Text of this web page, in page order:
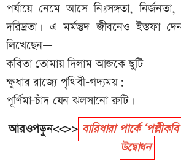
পর্যায়ে নেমে আসে নিঃসঙ্গতা,
দরিদ্রতা। এ মর্মন্তুদ জীবনেও ইস্তফা
লিখেছেন—
কবিতা তোমায় দিলাম আজকে ছুটি
ক্ষুধার রাজ্যে পৃথিবী-গদ্যময়:
পূর্ণিমা-চাঁদ যেন ঝলসানো রুটি।
আরওপড়ুন<<>> বারিধারা পার্কে
উদ্বোধন